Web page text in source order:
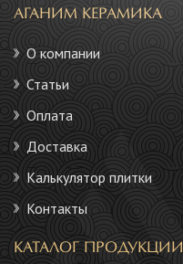
АГАНИМ КЕРАМИКА
О компании
Статьи
Оплата
Доставка
Калькулятор плитки
Контакты
КАТАЛОГ ПРОДУКЦИИ